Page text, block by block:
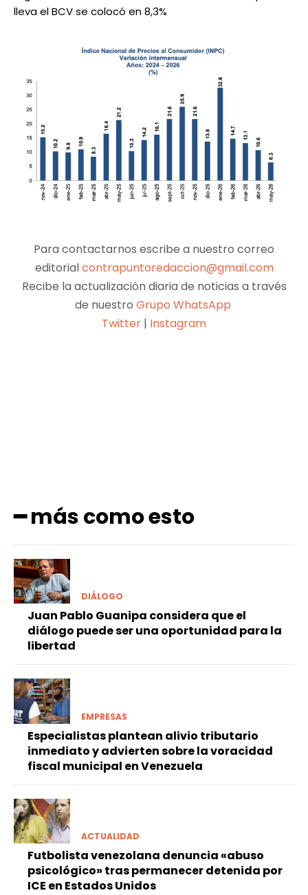
lleva el BCV se colocó en 8,3%
Para contactarnos escribe a nuestro correo
editorialcontrapuntoredaccion@gmail.com
Recibe la actualización diaria de noticias a través
de nuestro Grupo WhatsApp
Twitter | Instagram
━ más como esto
DIÁLOGO
Juan Pablo Guanipa considera que el
diálogo puede ser una oportunidad para la
libertad
EMPRESAS
Especialistas plantean alivio tributario
inmediato y advierten sobre la voracidad
fiscal municipal en Venezuela
ACTUALIDAD
Futbolista venezolana denuncia «abuso
psicológico» tras permanecer detenida por
ICE en Estados Unidos